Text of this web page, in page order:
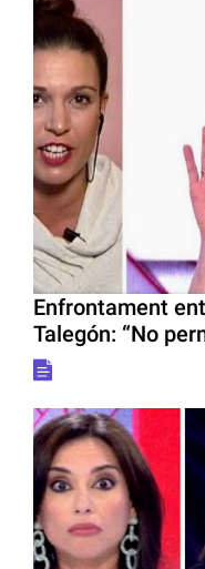
Enfrontament
Talegón: “No